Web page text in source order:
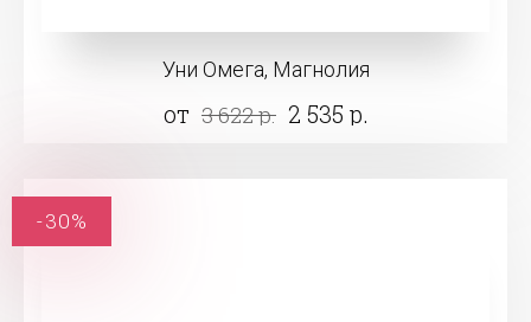
Уни Омега, Магнолия
от 3 622 р. 2 535 р.
-30%